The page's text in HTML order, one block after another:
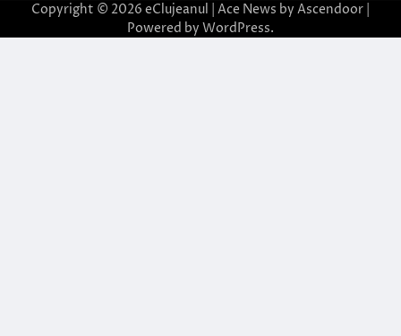
Copyright © 2026 eClujeanul | Ace News by Ascendoor
Powered by WordPress.